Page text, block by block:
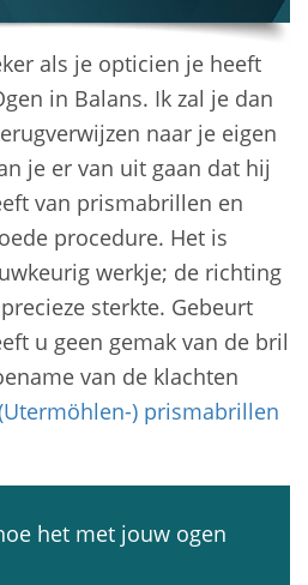
als je opticien je heeft
in Balans. Ik zal je dan
naar je eigen
je er van uit gaan dat hij
van prismabrillen en
procedure. Het is
werkje; de richting
sterkte. Gebeurt
u geen gemak van de bril
van de klachten
) prismabrillen
het met jouw ogen